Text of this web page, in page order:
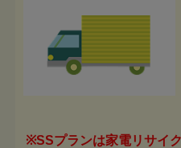
※SSプランは家電リサイ